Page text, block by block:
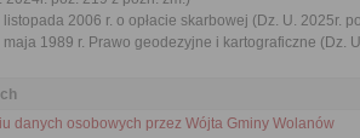
2006 r. o opłacie skarbowej (Dz. U. 2025r.
1989 r. Prawo geodezyjne i kartograficzne (Dz.
danych osobowych przez Wójta Gminy Wolanów